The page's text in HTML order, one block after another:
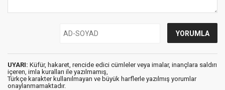
UYARI: Küfür, hakaret, rencide edici cümleler veya imalar, inançlara saldırı
içeren, imla kuralları ile yazılmamış,
Türkçe karakter kullanılmayan ve büyük harflerle yazılmış yorumlar
onaylanmamaktadır.